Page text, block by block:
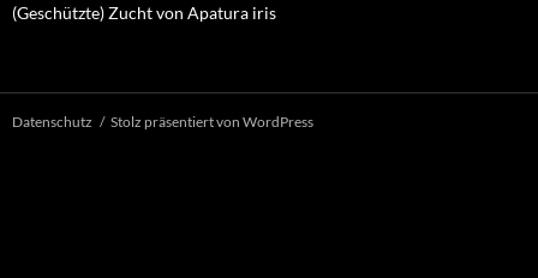
(Geschützte) Zucht von Apatura iris
Datenschutz Stolz präsentiert von WordPress